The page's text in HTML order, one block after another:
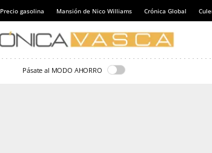
Precio gasolina Mansión de Nico Williams Crónica Global
Pásate al MODO AHORRO